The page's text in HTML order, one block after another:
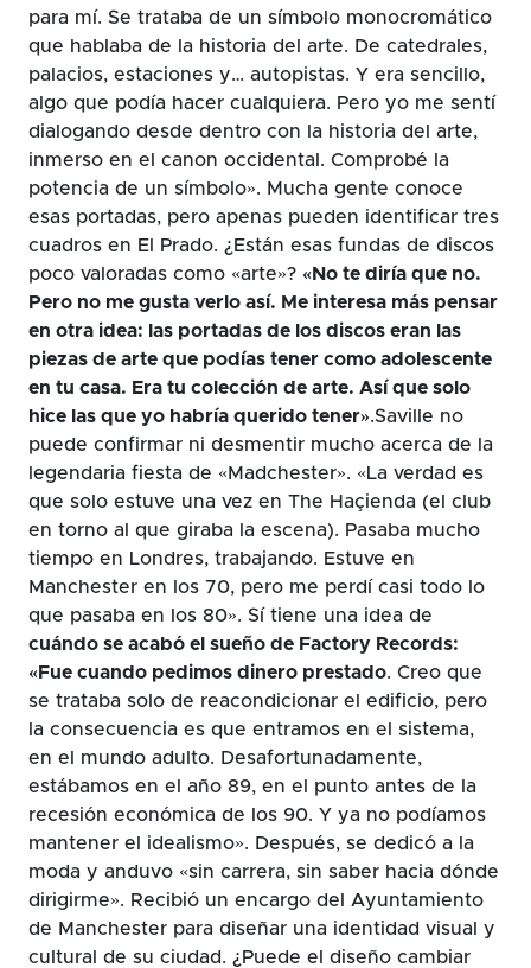
para mí. Se trataba de un símbolo monocromático
que hablaba de la historia del arte. De catedrales,
palacios, estaciones y… autopistas. Y era sencillo,
algo que podía hacer cualquiera. Pero yo me sentí
dialogando desde dentro con la historia del arte,
inmerso en el canon occidental. Comprobé la
potencia de un símbolo». Mucha gente conoce
esas portadas, pero apenas pueden identificar tres
cuadros en El Prado. ¿Están esas fundas de discos
poco valoradas como «arte»? «No te diría que no.
Pero no me gusta verlo así. Me interesa más pensar
en otra idea: las portadas de los discos eran las
piezas de arte que podías tener como adolescente
en tu casa. Era tu colección de arte. Así que solo
hice las que yo habría querido tener».Saville no
puede confirmar ni desmentir mucho acerca de la
legendaria fiesta de «Madchester». «La verdad es
que solo estuve una vez en The Haçienda (el club
en torno al que giraba la escena). Pasaba mucho
tiempo en Londres, trabajando. Estuve en
Manchester en los 70, pero me perdí casi todo lo
que pasaba en los 80». Sí tiene una idea de
cuándo se acabó el sueño de Factory Records:
«Fue cuando pedimos dinero prestado. Creo que
se trataba solo de reacondicionar el edificio, pero
la consecuencia es que entramos en el sistema,
en el mundo adulto. Desafortunadamente,
estábamos en el año 89, en el punto antes de la
recesión económica de los 90. Y ya no podíamos
mantener el idealismo». Después, se dedicó a la
moda y anduvo «sin carrera, sin saber hacia dónde
dirigirme». Recibió un encargo del Ayuntamiento
de Manchester para diseñar una identidad visual y
cultural de su ciudad. ¿Puede el diseño cambiar